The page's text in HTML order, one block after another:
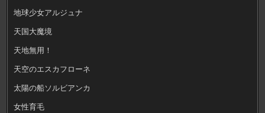
地球少女アルジュナ
天国大魔境
天地無用！
天空のエスカフローネ
太陽の船ソルビアンカ
女性育毛